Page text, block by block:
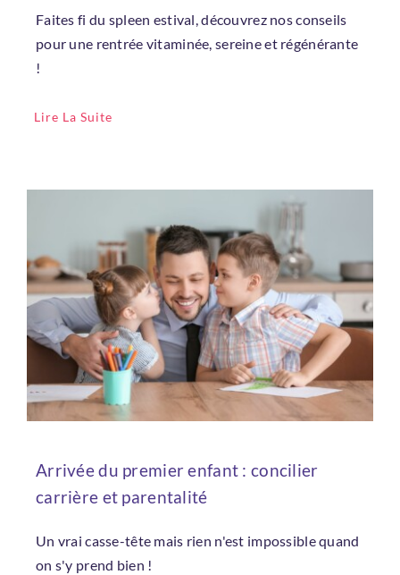
Faites fi du spleen estival, découvrez nos conseils
pour une rentrée vitaminée, sereine et régénérante
!
Lire La Suite
Arrivée du premier enfant : concilier
carrière et parentalité
Un vrai casse-tête mais rien n'est impossible quand
on s'y prend bien !
Email*
Rester connecté
Mot de passe oublié ?
Se connecter
en un maintenant !